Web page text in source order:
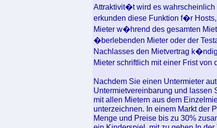
Attraktivit�t wird es
erkunden diese Funktion f�r
Mieter w�hrend des gesamten
�berlebenden Mieter oder der
Nachlasses den Mietvertrag
Mieter schriftlich mit einer Frist
Nachdem Sie einen Untermieter
Untermietvereinbarung und lassen
mit allen Mietern aus dem
unterzeichnen. In einem Markt der
Menge und Preise bis zu 30%